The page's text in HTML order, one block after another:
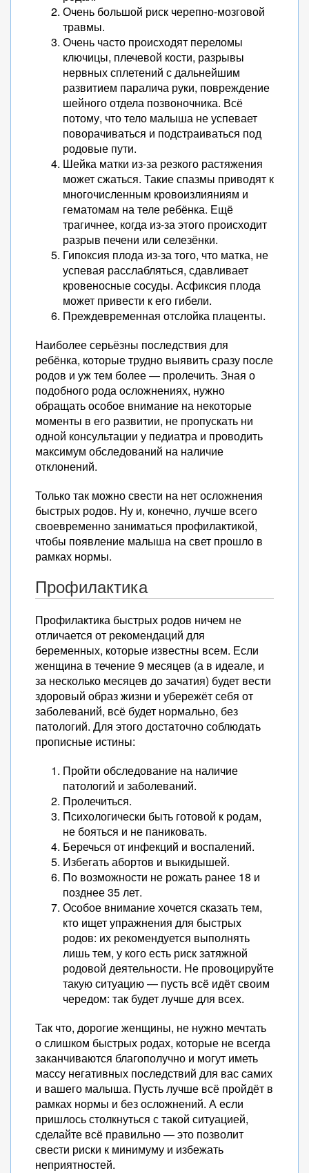
Очень большой риск черепно-мозговой
травмы.
Очень часто происходят переломы
ключицы, плечевой кости, разрывы
нервных сплетений с дальнейшим
развитием паралича руки, повреждение
шейного отдела позвоночника. Всё
потому, что тело малыша не успевает
поворачиваться и подстраиваться под
родовые пути.
Шейка матки из-за резкого растяжения
может сжаться. Такие спазмы приводят к
многочисленным кровоизлияниям и
гематомам на теле ребёнка. Ещё
трагичнее, когда из-за этого происходит
разрыв печени или селезёнки.
Гипоксия плода из-за того, что матка, не
успевая расслабляться, сдавливает
кровеносные сосуды. Асфиксия плода
может привести к его гибели.
Преждевременная отслойка плаценты.
Наиболее серьёзны последствия для
ребёнка, которые трудно выявить сразу после
родов и уж тем более — пролечить. Зная о
подобного рода осложнениях, нужно
обращать особое внимание на некоторые
моменты в его развитии, не пропускать ни
одной консультации у педиатра и проводить
максимум обследований на наличие
отклонений.
Только так можно свести на нет осложнения
быстрых родов. Ну и, конечно, лучше всего
своевременно заниматься профилактикой,
чтобы появление малыша на свет прошло в
рамках нормы.
Профилактика
Профилактика быстрых родов ничем не
отличается от рекомендаций для
беременных, которые известны всем. Если
женщина в течение 9 месяцев (а в идеале, и
за несколько месяцев до зачатия) будет вести
здоровый образ жизни и убережёт себя от
заболеваний, всё будет нормально, без
патологий. Для этого достаточно соблюдать
прописные истины:
Пройти обследование на наличие
патологий и заболеваний.
Пролечиться.
Психологически быть готовой к родам,
не бояться и не паниковать.
Беречься от инфекций и воспалений.
Избегать абортов и выкидышей.
По возможности не рожать ранее 18 и
позднее 35 лет.
Особое внимание хочется сказать тем,
кто ищет упражнения для быстрых
родов: их рекомендуется выполнять
лишь тем, у кого есть риск затяжной
родовой деятельности. Не провоцируйте
такую ситуацию — пусть всё идёт своим
чередом: так будет лучше для всех.
Так что, дорогие женщины, не нужно мечтать
о слишком быстрых родах, которые не всегда
заканчиваются благополучно и могут иметь
массу негативных последствий для вас самих
и вашего малыша. Пусть лучше всё пройдёт в
рамках нормы и без осложнений. А если
пришлось столкнуться с такой ситуацией,
сделайте всё правильно — это позволит
свести риски к минимуму и избежать
неприятностей.